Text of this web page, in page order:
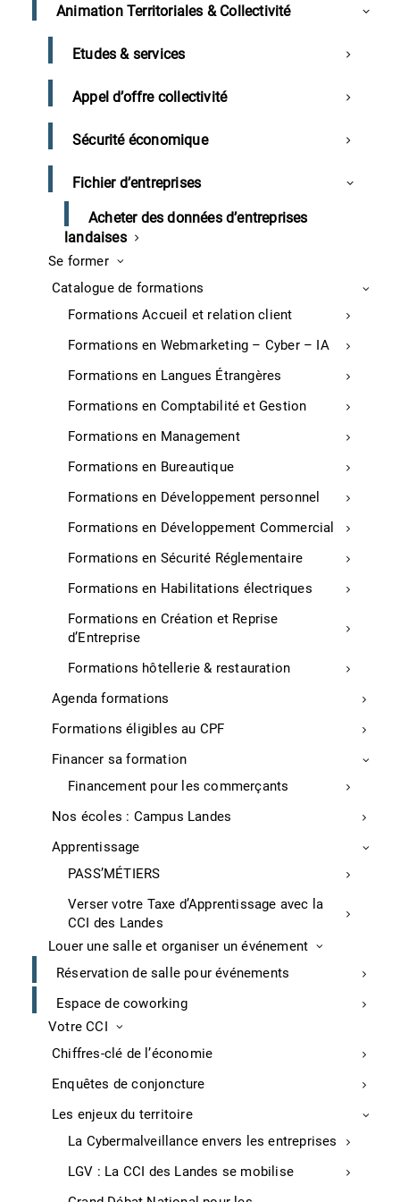
Animation Territoriales & Collectivité
Etudes & services
Appel d’offre collectivité
Sécurité économique
Fichier d’entreprises
Acheter des données d’entreprises
landaises
Se former
Catalogue de formations
Formations Accueil et relation client
Formations en Webmarketing – Cyber – IA
Formations en Langues Étrangères
Formations en Comptabilité et Gestion
Formations en Management
Formations en Bureautique
Formations en Développement personnel
Formations en Développement Commercial
Formations en Sécurité Réglementaire
Formations en Habilitations électriques
Formations en Création et Reprise
d’Entreprise
Formations hôtellerie & restauration
Agenda formations
Formations éligibles au CPF
Financer sa formation
Financement pour les commerçants
Nos écoles : Campus Landes
Apprentissage
PASS’MÉTIERS
Verser votre Taxe d’Apprentissage avec la
CCI des Landes
Louer une salle et organiser un événement
Réservation de salle pour événements
Espace de coworking
Votre CCI
Chiffres-clé de l’économie
Enquêtes de conjoncture
Les enjeux du territoire
La Cybermalveillance envers les entreprises
LGV : La CCI des Landes se mobilise
investisseurs, repreneurs…
Vous faciliter la levée de fonds et vous apporter
les solutions de financement les plus adaptées à
votre stratégie de croissance : capital-
investissement, amorçage, LBO…
Accélérer votre recherche d’immobilier
d’entreprise et solliciter les subventions à
l’implantation correspondantes
Les + de l'offre "Prospection & Business
fournisseurs innovants
Accès à des dizaines de milliers d’offres de
partenariats de la Commission européenne
Renforcement du haut de bilan par des solutions
simples d’apport de fonds propres
Sollicitation directe des fonds d’investissements,
préparation et appui de votre dossier
Identification de cibles d’acquisition pour votre
croissance externe (France, UE, USA)
Pour en savoir plus sur notre
offre
Services associés
Créer son entreprise
Vous lancer à votre compte vous semble une belle
alternative à une fin de contrat programmée ou à
une recherche d’emploi ?
Prix